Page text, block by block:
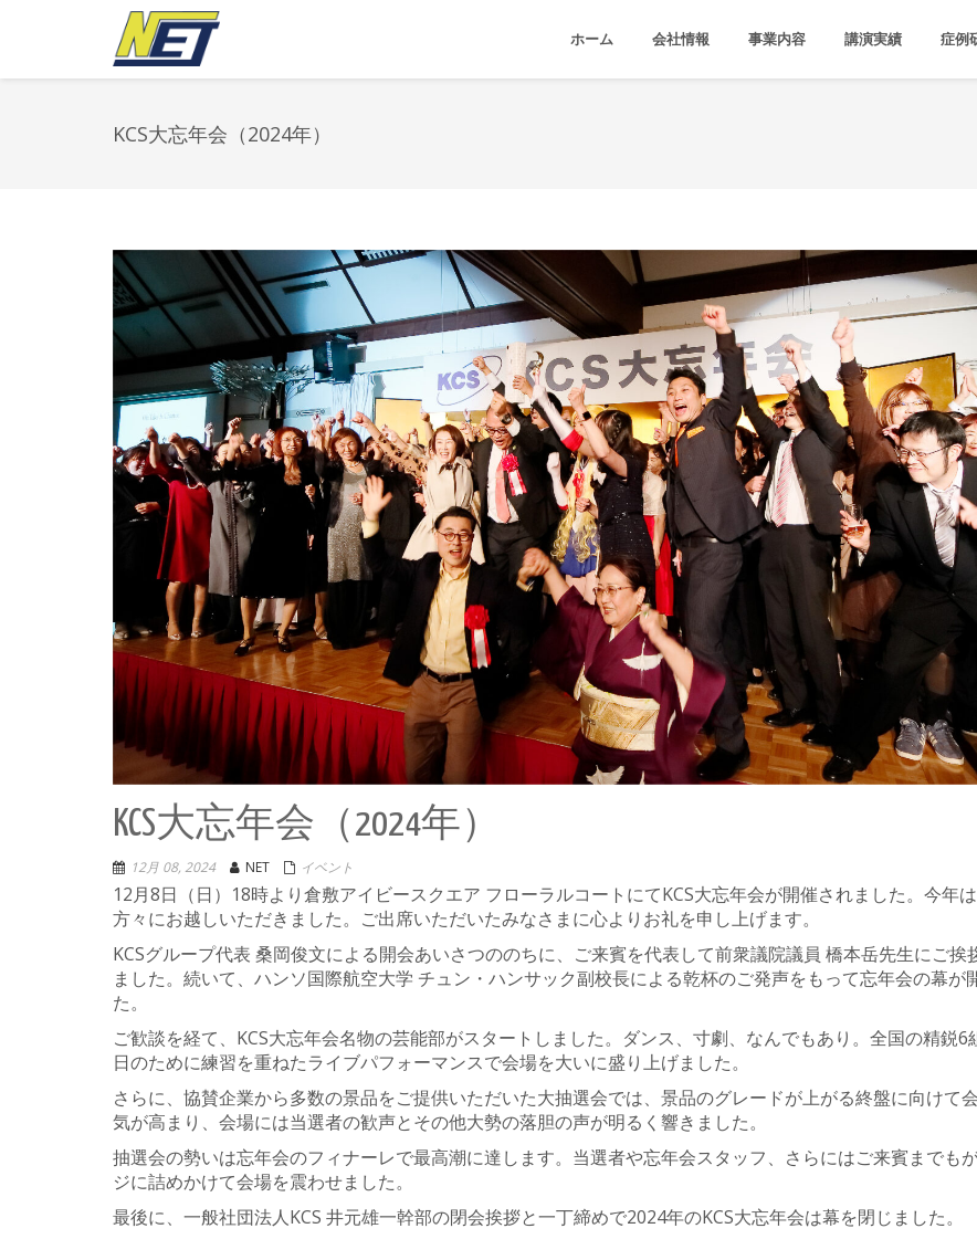
ホーム 会社情報 事業内容 講演実績 症例
KCS大忘年会（2024年）
KCS大忘年会（2024年）
12月 08, 2024 NET イベント
12月8日（日）18時より倉敷アイビースクエア フローラルコートにてKCS大忘年会が開催されました。今年
方々にお越しいただきました。ご出席いただいたみなさまに心よりお礼を申し上げます。
KCSグループ代表 桑岡俊文による開会あいさつののちに、ご来賓を代表して前衆議院議員 橋本岳先生にご挨
ました。続いて、ハンソ国際航空大学 チュン・ハンサック副校長による乾杯のご発声をもって忘年会の幕が
た。
ご歓談を経て、KCS大忘年会名物の芸能部がスタートしました。ダンス、寸劇、なんでもあり。全国の精鋭6
日のために練習を重ねたライブパフォーマンスで会場を大いに盛り上げました。
さらに、協賛企業から多数の景品をご提供いただいた大抽選会では、景品のグレードが上がる終盤に向けて
気が高まり、会場には当選者の歓声とその他大勢の落胆の声が明るく響きました。
抽選会の勢いは忘年会のフィナーレで最高潮に達します。当選者や忘年会スタッフ、さらにはご来賓までも
ジに詰めかけて会場を震わせました。
最後に、一般社団法人KCS 井元雄一幹部の閉会挨拶と一丁締めで2024年のKCS大忘年会は幕を閉じました。